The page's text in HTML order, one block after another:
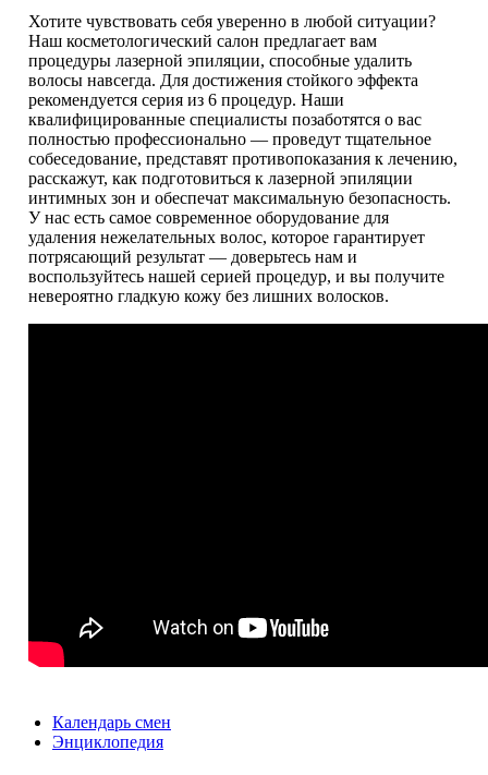
Хотите чувствовать себя уверенно в любой ситуации?
Наш косметологический салон предлагает вам
процедуры лазерной эпиляции, способные удалить
волосы навсегда. Для достижения стойкого эффекта
рекомендуется серия из 6 процедур. Наши
квалифицированные специалисты позаботятся о вас
полностью профессионально — проведут тщательное
собеседование, представят противопоказания к лечению,
расскажут, как подготовиться к лазерной эпиляции
интимных зон и обеспечат максимальную безопасность.
У нас есть самое современное оборудование для
удаления нежелательных волос, которое гарантирует
потрясающий результат — доверьтесь нам и
воспользуйтесь нашей серией процедур, и вы получите
невероятно гладкую кожу без лишних волосков.
Календарь смен
Энциклопедия